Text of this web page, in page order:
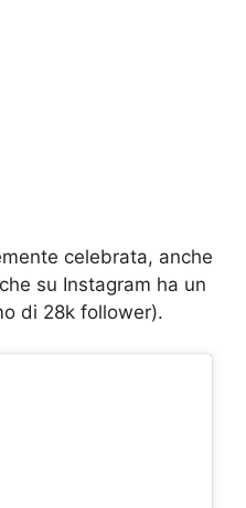
celebrata, anche
su Instagram ha un
di 28k follower).